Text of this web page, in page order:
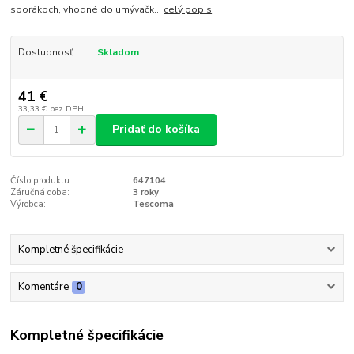
sporákoch, vhodné do umývačk... celý popis
Dostupnosť Skladom
41 €
33,33 € bez DPH
Pridať do košíka
Číslo produktu:
647104
Záručná doba:
3 roky
Výrobca:
Tescoma
Kompletné špecifikácie
Komentáre 0
Kompletné špecifikácie